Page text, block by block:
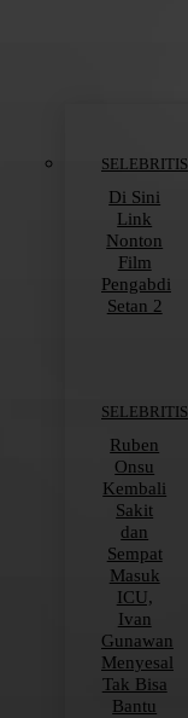
SELEBRITIS
Di Sini
Link
Nonton
Film
Pengabdi
Setan 2
SELEBRITIS
Ruben
Onsu
Kembali
Sakit
dan
Sempat
Masuk
ICU,
Ivan
Gunawan
Menyesal
Tak Bisa
Bantu